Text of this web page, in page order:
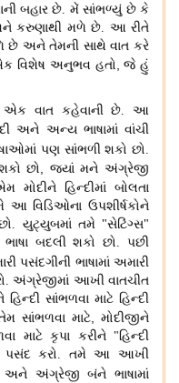
બહાર છે. મેં સાંભળ્યું છે કે
કરુણાથી મળે છે. આ રીતે
છે અને તેમની સાથે વાત કરે
વિશેષ અનુભવ હતો,જે હું
વાત કહેવાની છે. આ
અને અન્ય ભાષામાં વાંચી
પણ સાંભળી શકો છો.
છો, જ્યાં મને અંગ્રેજી
મોદીને હિન્દીમાં બોલતા
આ વિડિઓના ઉપશીર્ષકોને
. યુટ્યુબમાં તમે "સેટિંગ્સ"
બદલી શકો છો.પછી
પસંદગીની ભાષામાં અમારી
.અંગ્રેજીમાં આખી વાતચીત
સાંભળવા માટે હિન્દી
સાંભળવા માટે, મોદીજીને
માટે કૃપા કરીને "હિન્દી
કરો. તમે આ આખી
અને અંગ્રેજી બંને ભાષામાં